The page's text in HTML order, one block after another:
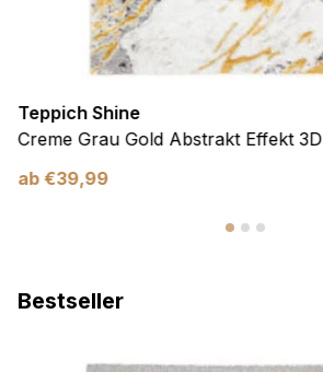
Teppich Shine
Creme Grau Gold Abstrakt Effekt 3D
ab €39,99
Bestseller